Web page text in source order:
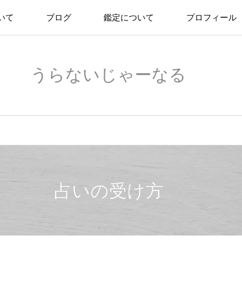
て ブログ 鑑定について プロフィール
うらないじゃーなる
占いの受け方